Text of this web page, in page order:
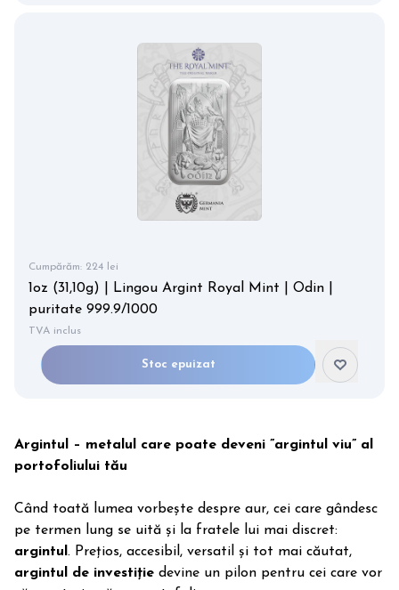
Cumpărăm: 224 lei
1oz (31,10g) | Lingou Argint Royal Mint | Odin |
puritate 999.9/1000
TVA inclus
Stoc epuizat
Argintul – metalul care poate deveni ”argintul viu” al
portofoliului tău
Când toată lumea vorbește despre aur, cei care gândesc
pe termen lung se uită și la fratele lui mai discret:
argintul . Prețios, accesibil, versatil și tot mai căutat,
argintul de investiție devine un pilon pentru cei care vor